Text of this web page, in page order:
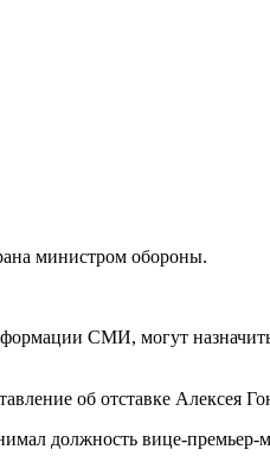
министром обороны.
СМИ, могут
об отставке Алексея
должность вице-премьер-